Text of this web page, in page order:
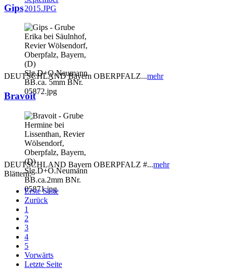
Gips
DEUTSCHLAND Bayern OBERPFALZ...mehr
Bravoit
DEUTSCHLAND Bayern OBERPFALZ #...mehr
Blättern:
Erste Seite
Zurück
1
2
3
4
5
Vorwärts
Letzte Seite